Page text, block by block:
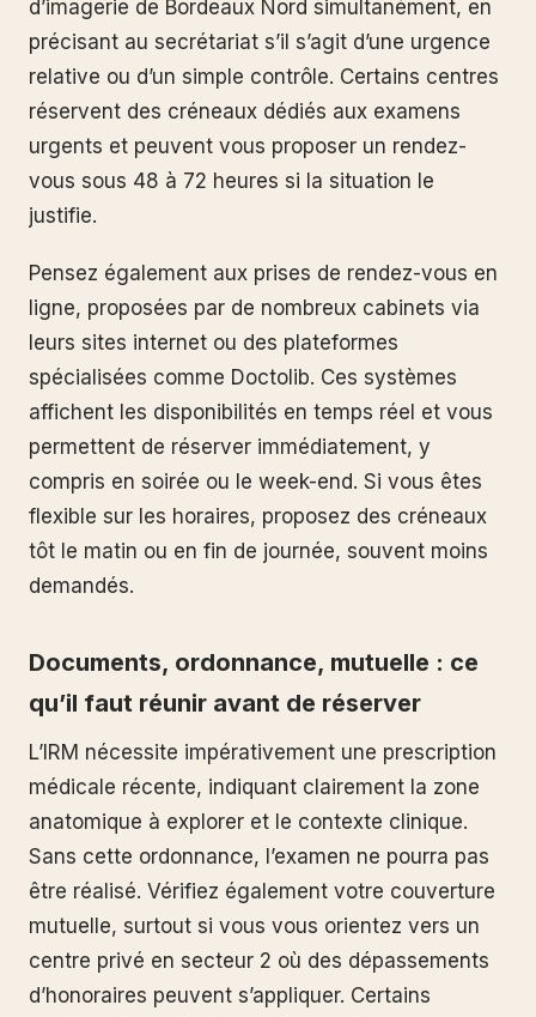
d’imagerie de Bordeaux Nord simultanément, en
précisant au secrétariat s’il s’agit d’une urgence
relative ou d’un simple contrôle. Certains centres
réservent des créneaux dédiés aux examens
urgents et peuvent vous proposer un rendez-
vous sous 48 à 72 heures si la situation le
justifie.
Pensez également aux prises de rendez-vous en
ligne, proposées par de nombreux cabinets via
leurs sites internet ou des plateformes
spécialisées comme Doctolib. Ces systèmes
affichent les disponibilités en temps réel et vous
permettent de réserver immédiatement, y
compris en soirée ou le week-end. Si vous êtes
flexible sur les horaires, proposez des créneaux
tôt le matin ou en fin de journée, souvent moins
demandés.
Documents, ordonnance, mutuelle : ce
qu’il faut réunir avant de réserver
L’IRM nécessite impérativement une prescription
médicale récente, indiquant clairement la zone
anatomique à explorer et le contexte clinique.
Sans cette ordonnance, l’examen ne pourra pas
être réalisé. Vérifiez également votre couverture
mutuelle, surtout si vous vous orientez vers un
centre privé en secteur 2 où des dépassements
d’honoraires peuvent s’appliquer. Certains